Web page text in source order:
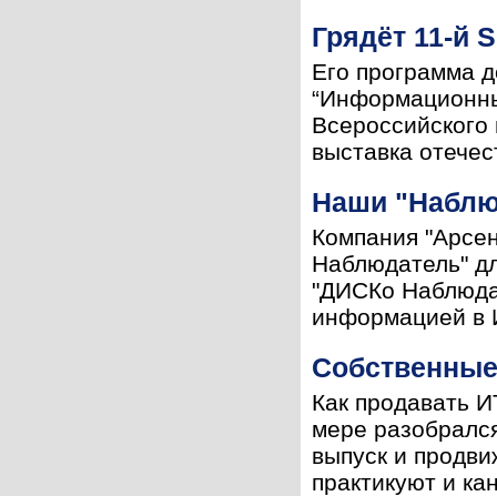
Грядёт 11-й
Его программа
выставка
Наши
Компания
Наблюдатель"
"ДИСКо
информацией в
Как продавать
мере
выпуск и
практикуют и